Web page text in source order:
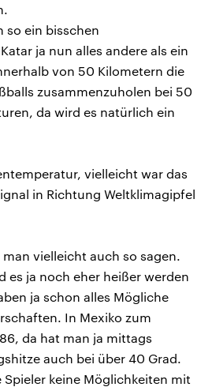
so ein bisschen
ja nun alles andere als ein
von 50 Kilometern die
zusammenzuholen bei 50
da wird es natürlich ein
vielleicht war das
in Richtung Weltklimagipfel
man vielleicht auch so sagen.
es ja noch eher heißer werden
ja schon alles Mögliche
In Mexiko zum
da hat man ja mittags
auch bei über 40 Grad.
Spieler keine Möglichkeiten mit